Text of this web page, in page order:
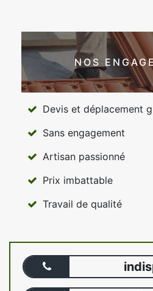
NOS
Devis et déplacement
Sans engagement
Artisan passionné
Prix imbattable
Travail de qualité